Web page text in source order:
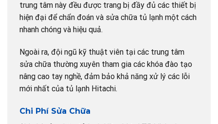
trung tâm này đều được trang bị đầy đủ các thiết bị
hiện đại để chẩn đoán và sửa chữa tủ lạnh một cách
nhanh chóng và hiệu quả.
Ngoài ra, đội ngũ kỹ thuật viên tại các trung tâm
sửa chữa thường xuyên tham gia các khóa đào tạo
nâng cao tay nghề, đảm bảo khả năng xử lý các lỗi
mới nhất của tủ lạnh Hitachi.
Chi Phí Sửa Chữa